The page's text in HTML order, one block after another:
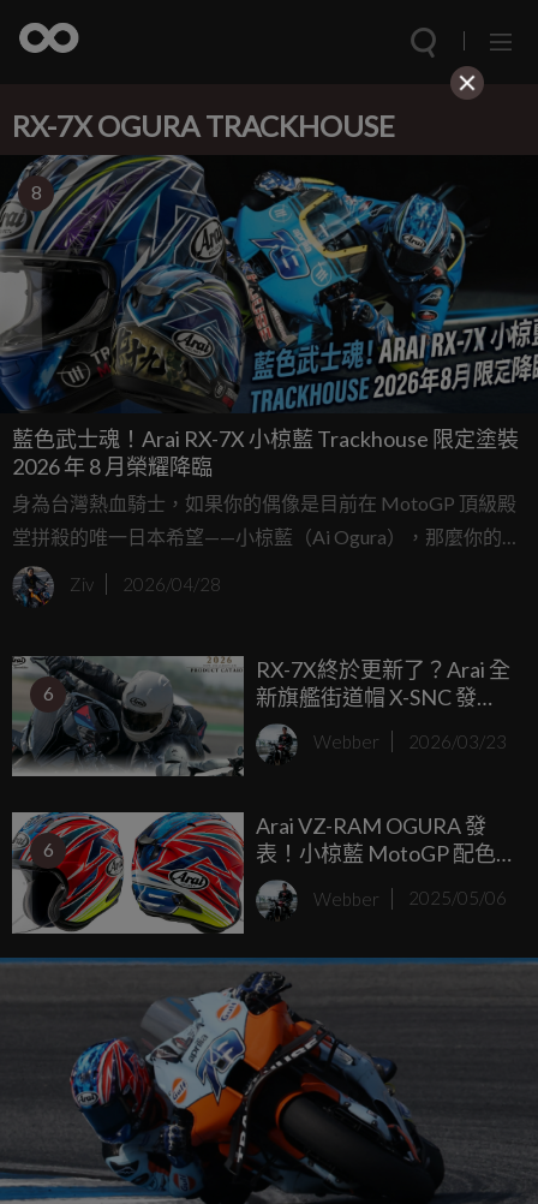
RX-7X OGURA TRACKHOUSE
8
藍色武士魂！Arai RX-7X 小椋藍 Trackhouse 限定塗裝
2026 年 8 月榮耀降臨
身為台灣熱血騎士，如果你的偶像是目前在 MotoGP 頂級殿
堂拼殺的唯一日本希望——小椋藍（Ai Ogura），那麼你的錢
包可能又要面臨一場嚴峻的考驗了。Arai 近日正式發表了以
旗艦帽款 RX-7X 為基礎的全新限定版「RX-7X OGURA
年日本大獎賽（Japanese GP）所配戴的特殊紀念塗裝，完整
將這位天才車手的「和風」信仰完美移植。
Ziv 2026/04/28
6
RX-7X終於更新了？Arai 全
新旗艦街道帽 X-SNC 發
表，比 RX-7X 更輕更通風
Webber 2026/03/23
6
Arai VZ-RAM OGURA 發
表！小椋藍 MotoGP 配色
首度登上 3/4 安全帽
Webber 2025/05/06